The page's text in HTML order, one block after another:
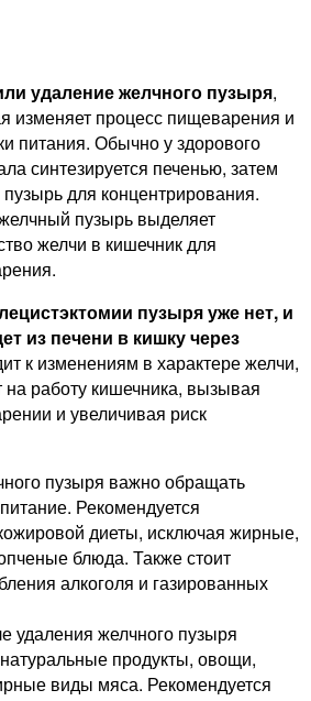
удаление желчного пузыря,
изменяет процесс пищеварения и
питания. Обычно у здорового
синтезируется печенью, затем
для концентрирования.
пузырь выделяет
желчи в кишечник для
пузыря уже нет, и
из печени в кишку через
к изменениям в характере желчи,
на работу кишечника, вызывая
и увеличивая риск
пузыря важно обращать
Рекомендуется
диеты, исключая жирные,
блюда. Также стоит
алкоголя и газированных
удаления желчного пузыря
продукты, овощи,
виды мяса. Рекомендуется